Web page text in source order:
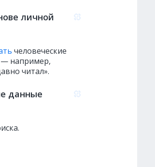
личной
человеческие
— например,
читал».
данные